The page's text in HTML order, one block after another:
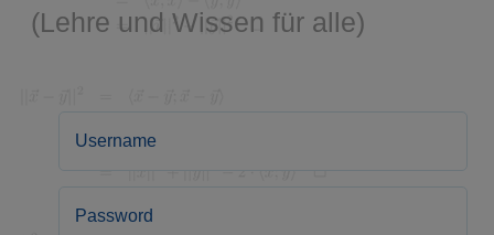
(Lehre und Wissen für alle)